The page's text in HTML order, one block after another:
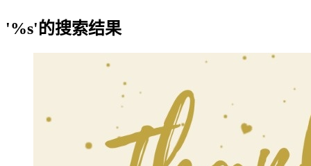
'%s'的搜索结果